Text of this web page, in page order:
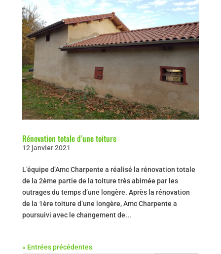
Rénovation totale d’une toiture
12 janvier 2021
L’équipe d’Amc Charpente a réalisé la rénovation totale
de la 2ème partie de la toiture très abimée par les
outrages du temps d’une longère. Après la rénovation
de la 1ère toiture d’une longère, Amc Charpente a
poursuivi avec le changement de...
« Entrées précédentes